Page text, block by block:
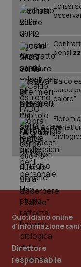
Eclissi
Caldo
corpo
calore”
Quotidiano online
d'informazione
Direttore
responsabile
_ga
PHPSESSID